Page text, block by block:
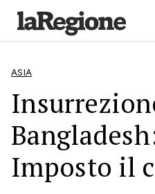
ASIA
Imposto il